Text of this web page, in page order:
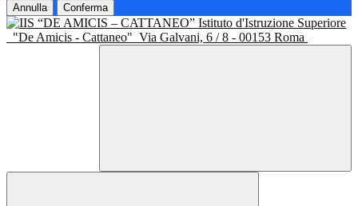
Annulla Conferma
Istituto d'Istruzione Superiore
"De Amicis - Cattaneo" Via Galvani, 6 / 8 - 00153 Roma